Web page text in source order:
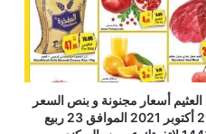
اليوم 29 أكتوبر 2021 الموافق 23 ربيع